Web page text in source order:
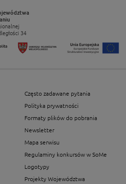
34
Często zadawane pytania
Polityka prywatności
Formaty plików do pobrania
Newsletter
Mapa serwisu
Regulaminy konkursów w SoMe
Logotypy
Projekty Województwa